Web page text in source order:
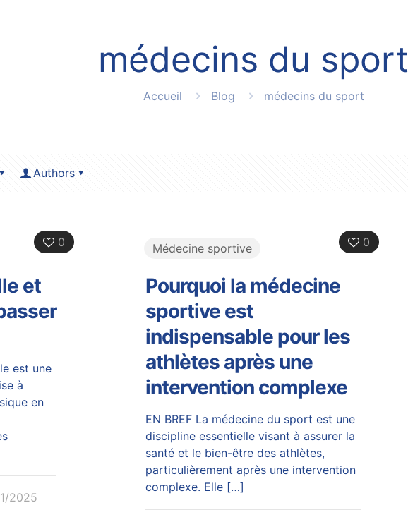
médecins du sport
Accueil Blog médecins du sport
Authors
0
et
est une
à
en
2025
0
Médecine sportive
Pourquoi la médecine
sportive est
indispensable pour les
athlètes après une
intervention complexe
EN BREF La médecine du sport est une
discipline essentielle visant à assurer la
santé et le bien-être des athlètes,
particulièrement après une intervention
complexe. Elle[…]